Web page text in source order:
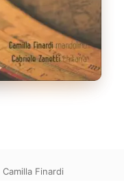
Camilla Finardi